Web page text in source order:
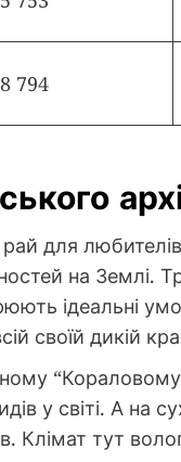
794
для
на Землі.
ідеальні
своїй дикій
у світі. А на
Клімат тут